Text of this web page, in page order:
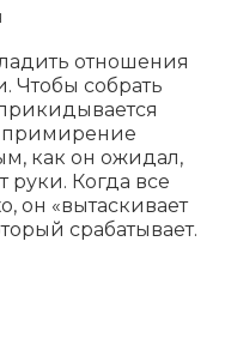
отношения
Чтобы собрать
примирение
как он ожидал,
руки. Когда все
он «вытаскивает
срабатывает.